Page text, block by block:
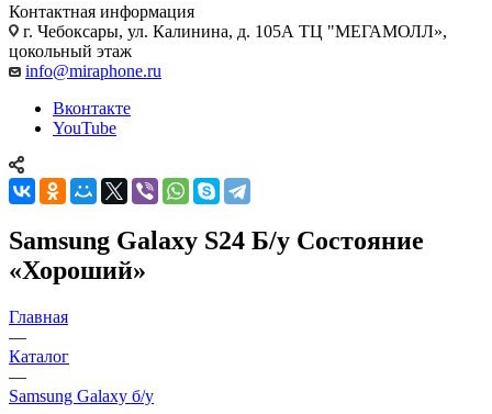
Контактная информация
г. Чебоксары, ул. Калинина, д. 105А ТЦ "МЕГАМОЛЛ»,
цокольный этаж
info@miraphone.ru
Вконтакте
YouTube
Samsung Galaxy S24 Б/у Состояние
«Хороший»
Главная
—
Каталог
—
Samsung Galaxy б/у